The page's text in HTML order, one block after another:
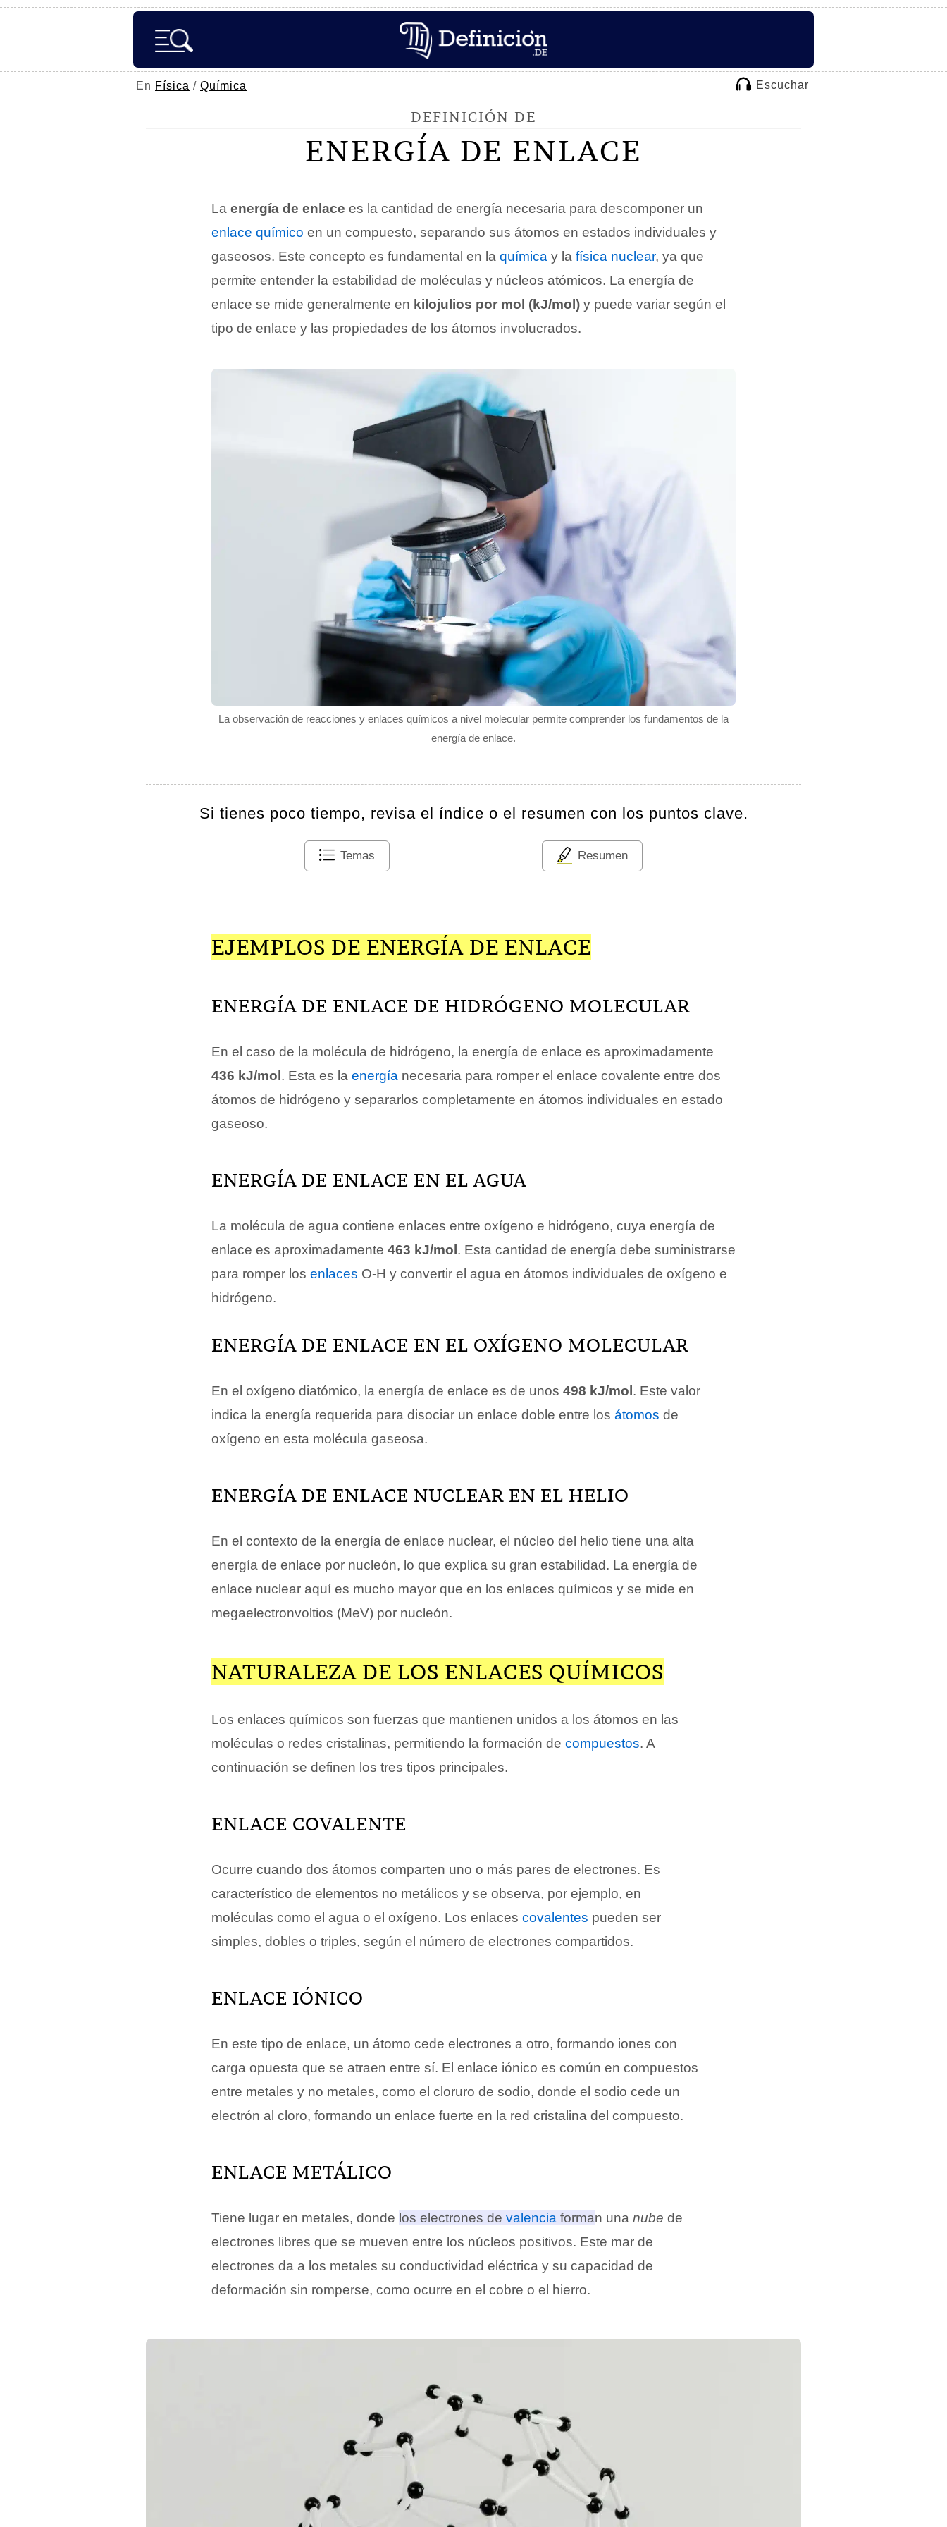
En Física / Química Escuchar
DEFINICIÓN DE
ENERGÍA DE ENLACE
La observación de reacciones y enlaces químicos a nivel molecular permite comprender los fundamentos de la
energía de enlace.
La energía de enlace es la cantidad de energía necesaria para descomponer un
enlace químico en un compuesto, separando sus átomos en estados individuales y
gaseosos. Este concepto es fundamental en la química y la física nuclear, ya que
permite entender la estabilidad de moléculas y núcleos atómicos. La energía de
enlace se mide generalmente en kilojulios por mol (kJ/mol) y puede variar según el
tipo de enlace y las propiedades de los átomos involucrados.
Si tienes poco tiempo, revisa el índice o el resumen con los puntos clave.
Temas Resumen
EJEMPLOS DE ENERGÍA DE ENLACE
ENERGÍA DE ENLACE DE HIDRÓGENO MOLECULAR
En el caso de la molécula de hidrógeno, la energía de enlace es aproximadamente
436 kJ/mol. Esta es la energía necesaria para romper el enlace covalente entre dos
átomos de hidrógeno y separarlos completamente en átomos individuales en estado
gaseoso.
ENERGÍA DE ENLACE EN EL AGUA
La molécula de agua contiene enlaces entre oxígeno e hidrógeno, cuya energía de
enlace es aproximadamente 463 kJ/mol. Esta cantidad de energía debe suministrarse
para romper los enlaces O-H y convertir el agua en átomos individuales de oxígeno e
hidrógeno.
ENERGÍA DE ENLACE EN EL OXÍGENO MOLECULAR
En el oxígeno diatómico, la energía de enlace es de unos 498 kJ/mol. Este valor
indica la energía requerida para disociar un enlace doble entre los átomos de
oxígeno en esta molécula gaseosa.
ENERGÍA DE ENLACE NUCLEAR EN EL HELIO
En el contexto de la energía de enlace nuclear, el núcleo del helio tiene una alta
energía de enlace por nucleón, lo que explica su gran estabilidad. La energía de
enlace nuclear aquí es mucho mayor que en los enlaces químicos y se mide en
megaelectronvoltios (MeV) por nucleón.
NATURALEZA DE LOS ENLACES QUÍMICOS
Los enlaces químicos son fuerzas que mantienen unidos a los átomos en las
moléculas o redes cristalinas, permitiendo la formación de compuestos. A
continuación se definen los tres tipos principales.
ENLACE COVALENTE
Ocurre cuando dos átomos comparten uno o más pares de electrones. Es
característico de elementos no metálicos y se observa, por ejemplo, en
moléculas como el agua o el oxígeno. Los enlaces covalentes pueden ser
simples, dobles o triples, según el número de electrones compartidos.
ENLACE IÓNICO
En este tipo de enlace, un átomo cede electrones a otro, formando iones con
carga opuesta que se atraen entre sí. El enlace iónico es común en compuestos
entre metales y no metales, como el cloruro de sodio, donde el sodio cede un
electrón al cloro, formando un enlace fuerte en la red cristalina del compuesto.
ENLACE METÁLICO
Tiene lugar en metales, donde los electrones de valencia forman una nube de
electrones libres que se mueven entre los núcleos positivos. Este mar de
electrones da a los metales su conductividad eléctrica y su capacidad de
deformación sin romperse, como ocurre en el cobre o el hierro.